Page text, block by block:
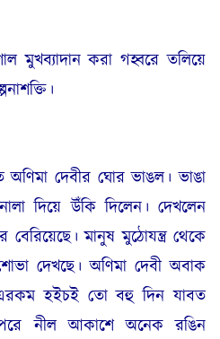
মুখব্যাদান করা গহ্বরে তলিয়ে
দেবীর ঘোর ভাঙল। ভাঙা
দিয়ে উঁকি দিলেন। দেখলেন
মানুষ মুঠোযন্ত্র থেকে
দেখছে। অণিমা দেবী অবাক
হইচই তো বহু দিন যাবত
নীল আকাশে অনেক রঙিন